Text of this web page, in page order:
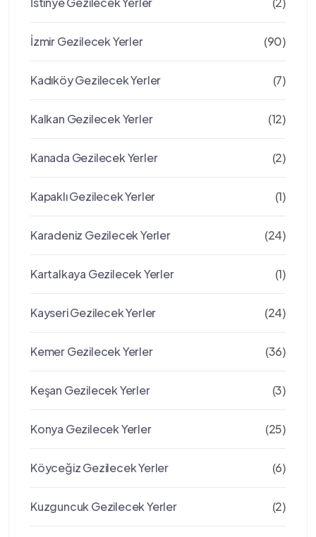
İzmir Gezilecek Yerler (90)
Kadıköy Gezilecek Yerler (7)
Kalkan Gezilecek Yerler (12)
Kanada Gezilecek Yerler (2)
Kapaklı Gezilecek Yerler (1)
Karadeniz Gezilecek Yerler (24)
Kartalkaya Gezilecek Yerler (1)
Kayseri Gezilecek Yerler (24)
Kemer Gezilecek Yerler (36)
Keşan Gezilecek Yerler (3)
Konya Gezilecek Yerler (25)
Köyceğiz Gezilecek Yerler (6)
Kuzguncuk Gezilecek Yerler (2)